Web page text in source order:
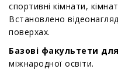
спортивні кімнати,
Встановлено
поверхах.
Базові факультети
міжнародної освіти.